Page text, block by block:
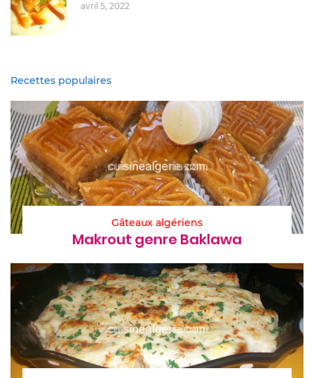
avril 5, 2022
Recettes populaires
Gâteaux algériens
Makrout genre Baklawa